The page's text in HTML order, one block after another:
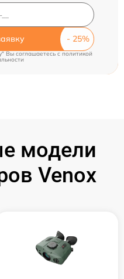
Вы соглашаетесь cполитикой
модели
Venox